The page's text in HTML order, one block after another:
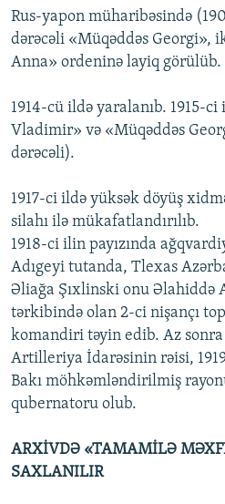
Rus-yapon müharibəsində
dərəcəli «Müqəddəs Georgi»,
Anna» ordeninə layiq görülüb.
1914-cü ildə yaralanıb. 1915-
Vladimir» və «Müqəddəs
dərəcəli).
1917-ci ildə yüksək döyüş
silahı ilə mükafatlandırılıb.
1918-ci ilin payızında
Adıgeyi tutanda, Tlexas
Əliağa Şıxlinski onu Əlahiddə
tərkibində olan 2-ci nişançı
komandiri təyin edib. Az sonra
Artilleriya İdarəsinin rəisi,
Bakı möhkəmləndirilmiş
qubernatoru olub.
ARXİVDƏ «TAMAMİLƏ
SAXLANILIR